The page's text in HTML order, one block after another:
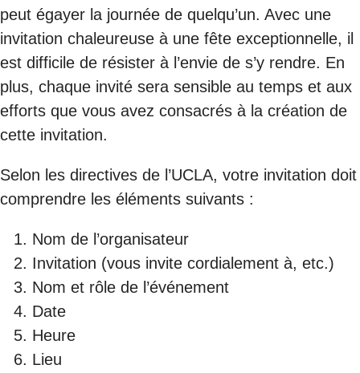
peut égayer la journée de quelqu’un. Avec une
invitation chaleureuse à une fête exceptionnelle, il
est difficile de résister à l’envie de s’y rendre. En
plus, chaque invité sera sensible au temps et aux
efforts que vous avez consacrés à la création de
cette invitation.
Selon les directives de l’UCLA, votre invitation doit
comprendre les éléments suivants :
Nom de l’organisateur
Invitation (vous invite cordialement à, etc.)
Nom et rôle de l’événement
Date
Heure
Lieu